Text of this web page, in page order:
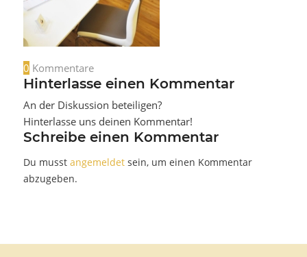
0 Kommentare
Hinterlasse einen Kommentar
An der Diskussion beteiligen?
Hinterlasse uns deinen Kommentar!
Schreibe einen Kommentar
Du musst angemeldetsein, um einen Kommentar
abzugeben.